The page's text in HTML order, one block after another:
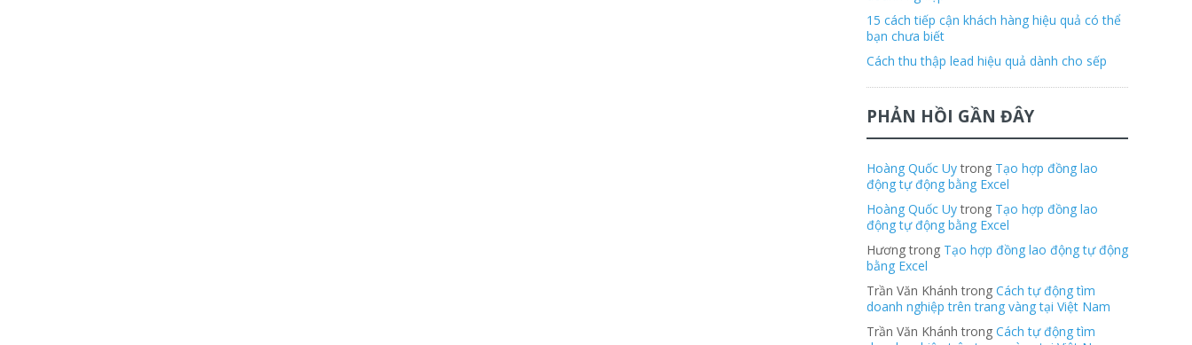
15 cách tiếp cận khách hàng hiệu quả có thể
bạn chưa biết
Cách thu thập lead hiệu quả dành cho sếp
PHẢN HỒI GẦN ĐÂY
Hoàng Quốc Uytrong Tạo hợp đồng lao
động tự động bằng Excel
Hoàng Quốc Uytrong Tạo hợp đồng lao
động tự động bằng Excel
Hương trong Tạo hợp đồng lao động tự động
bằng Excel
Trần Văn Khánh trong Cách tự động tìm
doanh nghiệp trên trang vàng tại Việt Nam
Trần Văn Khánh trong Cách tự động tìm